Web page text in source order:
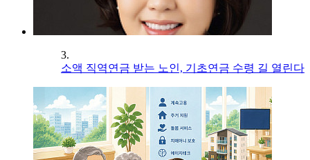
3.
소액 직역연금 받는 노인, 기초연금 수령 길 열린다